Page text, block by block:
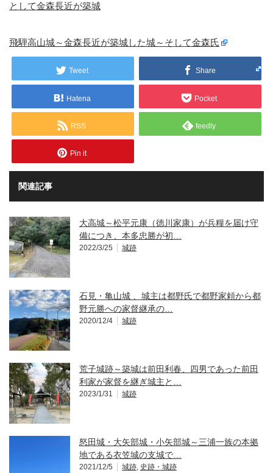
として金森長近が築城
飛騨高山城～金森長近が築城した城～そして金森氏
Tweet Share
Hatena Pocket
RSS feedly
Pin it
関連記事
大高城～松平元康（徳川家康）が兵糧を届け守
備につき、本多忠勝が初…
2022/3/25 城跡
石見・亀山城 、城主は都野氏で都野家頼から都
野元勝への家督継承の…
2020/12/4 城跡
荒子城跡～築城は前田利春、四男であった前田
利家が家督を継ぎ城主と…
2023/1/31 城跡
怒田城・大矢部城・小矢部城～三浦一族の本拠
地である衣笠城の支城で…
2021/12/5 城跡, 史跡・城跡